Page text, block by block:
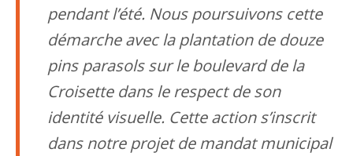
pendant l’été. Nous poursuivons cette
démarche avec la plantation de douze
pins parasols sur le boulevard de la
Croisette dans le respect de son
identité visuelle. Cette action s’inscrit
dans notre projet de mandat municipal